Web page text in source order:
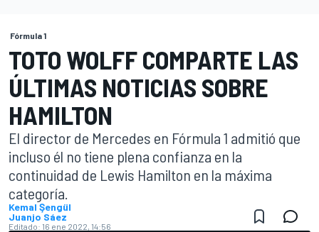
Fórmula 1
TOTO WOLFF COMPARTE LAS
ÚLTIMAS NOTICIAS SOBRE
HAMILTON
El director de Mercedes en Fórmula 1 admitió que
incluso él no tiene plena confianza en la
continuidad de Lewis Hamilton en la máxima
categoría.
Kemal Şengül
Juanjo Sáez
Editado: 16 ene 2022, 14:56